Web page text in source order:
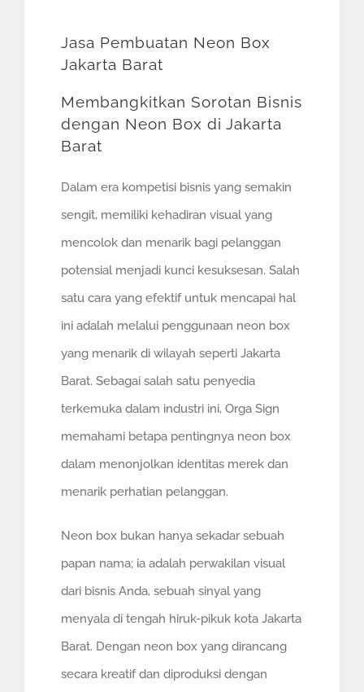
Jasa Pembuatan Neon Box
Jakarta Barat
Membangkitkan Sorotan Bisnis
dengan Neon Box di Jakarta
Barat
Dalam era kompetisi bisnis yang semakin
sengit, memiliki kehadiran visual yang
mencolok dan menarik bagi pelanggan
potensial menjadi kunci kesuksesan. Salah
satu cara yang efektif untuk mencapai hal
ini adalah melalui penggunaan neon box
yang menarik di wilayah seperti Jakarta
Barat. Sebagai salah satu penyedia
terkemuka dalam industri ini, Orga Sign
memahami betapa pentingnya neon box
dalam menonjolkan identitas merek dan
menarik perhatian pelanggan.
Neon box bukan hanya sekadar sebuah
papan nama; ia adalah perwakilan visual
dari bisnis Anda, sebuah sinyal yang
menyala di tengah hiruk-pikuk kota Jakarta
Barat. Dengan neon box yang dirancang
secara kreatif dan diproduksi dengan